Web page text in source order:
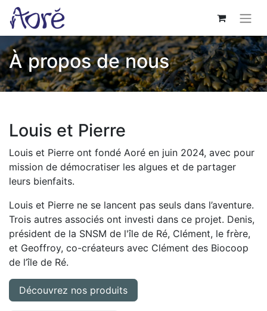
À propos de nous
Louis et Pierre
Louis et Pierre ont fondé Aoré en juin 2024, avec pour
mission de démocratiser les algues et de partager
leurs bienfaits.
Louis et Pierre ne se lancent pas seuls dans l’aventure.
Trois autres associés ont investi dans ce projet. Denis,
président de la SNSM de l'île de Ré, Clément, le frère,
et Geoffroy, co-créateurs avec Clément des Biocoop
de l’île de Ré.
Découvrez nos produits